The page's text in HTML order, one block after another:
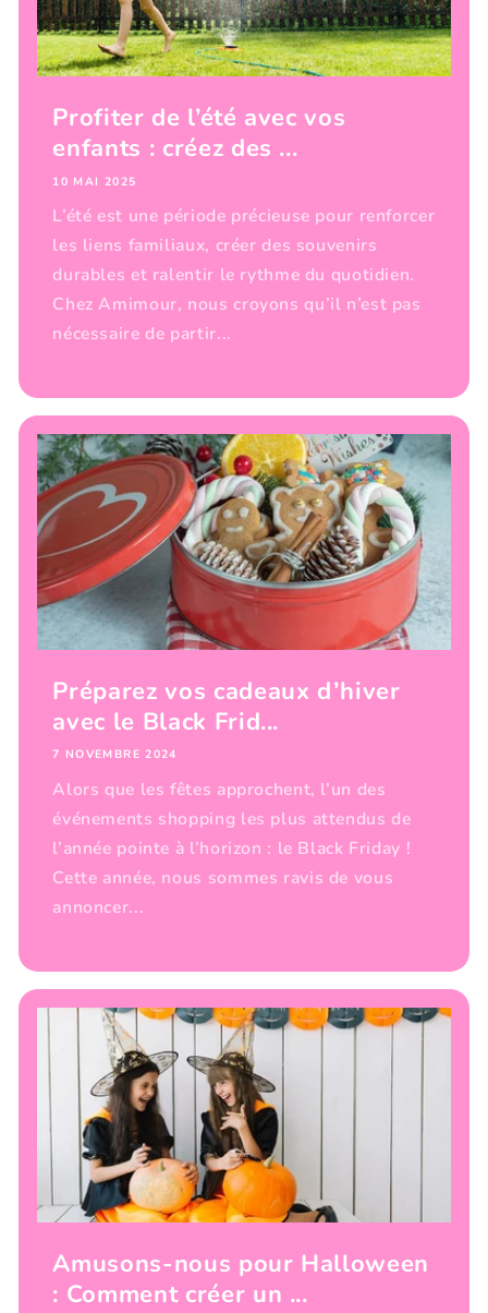
Profiter de l’été avec vos
enfants : créez des ...
10 MAI 2025
L’été est une période précieuse pour renforcer
les liens familiaux, créer des souvenirs
durables et ralentir le rythme du quotidien.
Chez Amimour, nous croyons qu’il n’est pas
nécessaire de partir...
Préparez vos cadeaux d’hiver
avec le Black Frid...
7 NOVEMBRE 2024
Alors que les fêtes approchent, l’un des
événements shopping les plus attendus de
l’année pointe à l’horizon : le Black Friday !
Cette année, nous sommes ravis de vous
annoncer...
Amusons-nous pour Halloween
: Comment créer un ...